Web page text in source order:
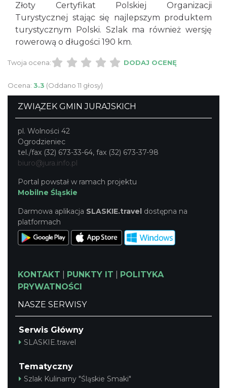
Złoty Certyfikat Polskiej Organizacji
Turystycznej stając się najlepszym produktem
turystycznym Polski. Szlak ma również wersję
rowerową o długości 190 km.
Twoja ocena: DODAJ OCENĘ
Ocena: 3.3 (Oddano 11 głosy)
ZWIĄZEK GMIN JURAJSKICH
pl. Wolności 42
Ogrodzieniec
tel./fax (32) 673-33-64, fax (32) 673-37-98
biuro@jura.info.pl
Portal powstał w ramach projektu
Mobilne Śląskie
Darmowa aplikacja SLASKIE.travel dostępna na
platformach
KONTAKT PUNKTY IT
POLITYKA
PRYWATNOŚCI
NASZE SERWISY
Serwis Główny
SLASKIE.travel
Tematyczny
Szlak Kulinarny "Śląskie Smaki"